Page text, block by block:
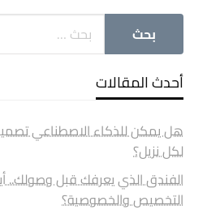
أحدث المقالات
هل يمكن للذكاء الاصطناعي
لكل نزيل؟
الفندق الذي يعرفك قبل وصولك..
التخصيص والخصوصية؟